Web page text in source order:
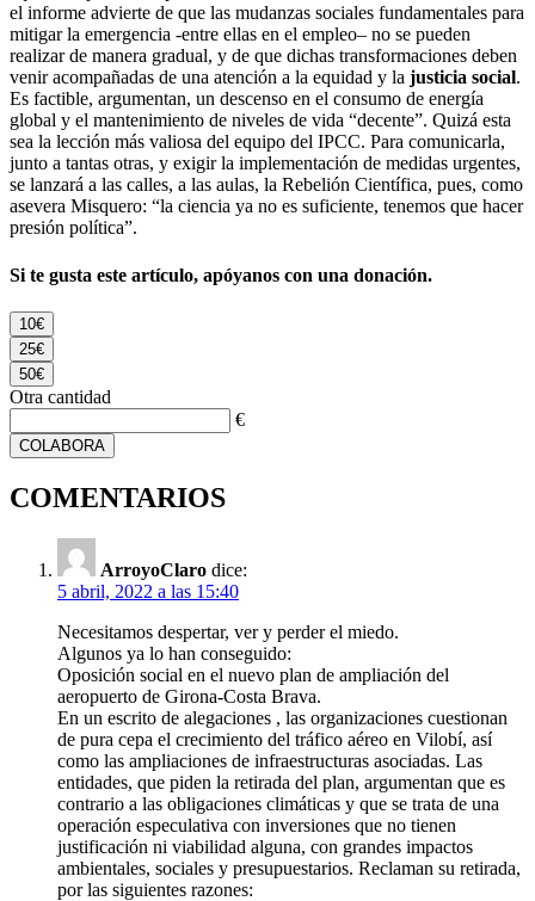
el informe advierte de que las mudanzas sociales fundamentales para
mitigar la emergencia -entre ellas en el empleo– no se pueden
realizar de manera gradual, y de que dichas transformaciones deben
venir acompañadas de una atención a la equidad y la justicia social.
Es factible, argumentan, un descenso en el consumo de energía
global y el mantenimiento de niveles de vida “decente”. Quizá esta
sea la lección más valiosa del equipo del IPCC. Para comunicarla,
junto a tantas otras, y exigir la implementación de medidas urgentes,
se lanzará a las calles, a las aulas, la Rebelión Científica, pues, como
asevera Misquero: “la ciencia ya no es suficiente, tenemos que hacer
presión política”.
Si te gusta este artículo, apóyanos con una donación.
10€
25€
50€
Otra cantidad
€
COLABORA
COMENTARIOS
ArroyoClaro dice:
5 abril, 2022 a las 15:40
Necesitamos despertar, ver y perder el miedo.
Algunos ya lo han conseguido:
Oposición social en el nuevo plan de ampliación del
aeropuerto de Girona-Costa Brava.
En un escrito de alegaciones , las organizaciones cuestionan
de pura cepa el crecimiento del tráfico aéreo en Vilobí, así
como las ampliaciones de infraestructuras asociadas. Las
entidades, que piden la retirada del plan, argumentan que es
contrario a las obligaciones climáticas y que se trata de una
operación especulativa con inversiones que no tienen
justificación ni viabilidad alguna, con grandes impactos
ambientales, sociales y presupuestarios. Reclaman su retirada,
por las siguientes razones: